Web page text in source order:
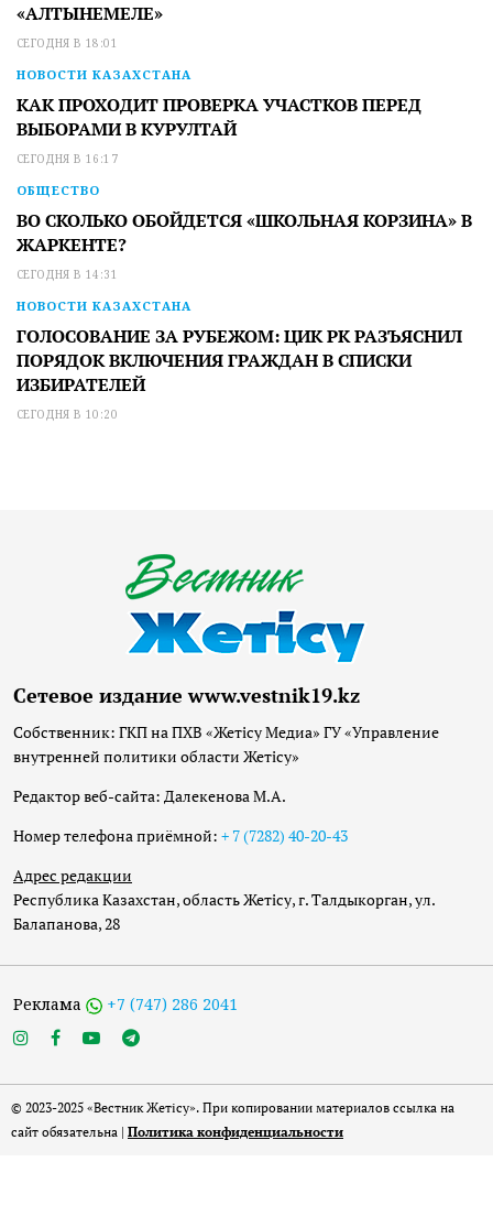
«АЛТЫНЕМЕЛЕ»
СЕГОДНЯ В 18:01
НОВОСТИ КАЗАХСТАНА
КАК ПРОХОДИТ ПРОВЕРКА УЧАСТКОВ ПЕРЕД
ВЫБОРАМИ В КУРУЛТАЙ
СЕГОДНЯ В 16:17
ОБЩЕСТВО
ВО СКОЛЬКО ОБОЙДЕТСЯ «ШКОЛЬНАЯ КОРЗИНА» В
ЖАРКЕНТЕ?
СЕГОДНЯ В 14:31
НОВОСТИ КАЗАХСТАНА
ГОЛОСОВАНИЕ ЗА РУБЕЖОМ: ЦИК РК РАЗЪЯСНИЛ
ПОРЯДОК ВКЛЮЧЕНИЯ ГРАЖДАН В СПИСКИ
ИЗБИРАТЕЛЕЙ
СЕГОДНЯ В 10:20
Сетевое издание www.vestnik19.kz
Собственник: ГКП на ПХВ «Жетісу Медиа» ГУ «Управление
внутренней политики области Жетісу»
Редактор веб-сайта: Далекенова М.А.
Номер телефона приёмной: + 7 (7282) 40-20-43
Адрес редакции
Республика Казахстан, область Жетісу, г. Талдыкорган, ул.
Балапанова, 28
Реклама +7 (747) 286 2041
© 2023-2025 «Вестник Жетісу». При копировании материалов ссылка на
сайт обязательна | Политика конфиденциальности